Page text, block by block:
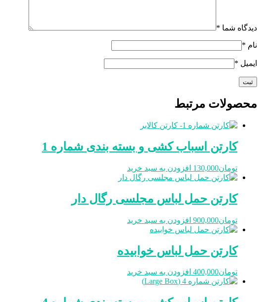
دیدگاه شما *
نام *
ایمیل *
محصولات مرتبط
کارتن اسباب کشی و بسته بندی شماره 1
تومان130,000 افزودن به سبد خرید
کارتن حمل لباس مجلسی رگال دار
تومان900,000 افزودن به سبد خرید
کارتن حمل لباس خوابیده
تومان400,000 افزودن به سبد خرید